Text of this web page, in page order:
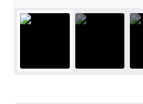
Lei Aldir Blanc
Publicidade